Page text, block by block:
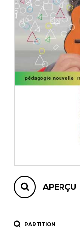
AUTRES PRODUITS
APERÇU
PARTITION